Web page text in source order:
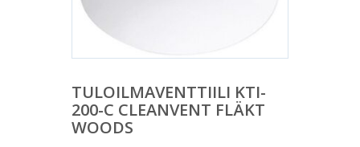
TULOILMAVENTTIILI KTI-
200-C CLEANVENT FLÄKT
WOODS